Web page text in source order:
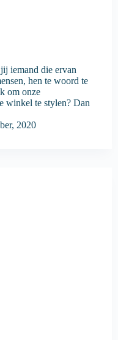
iemand die ervan
hen te woord te
om onze
winkel te stylen? Dan
2020